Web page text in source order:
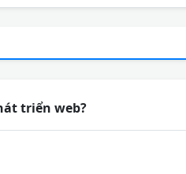
triển web?